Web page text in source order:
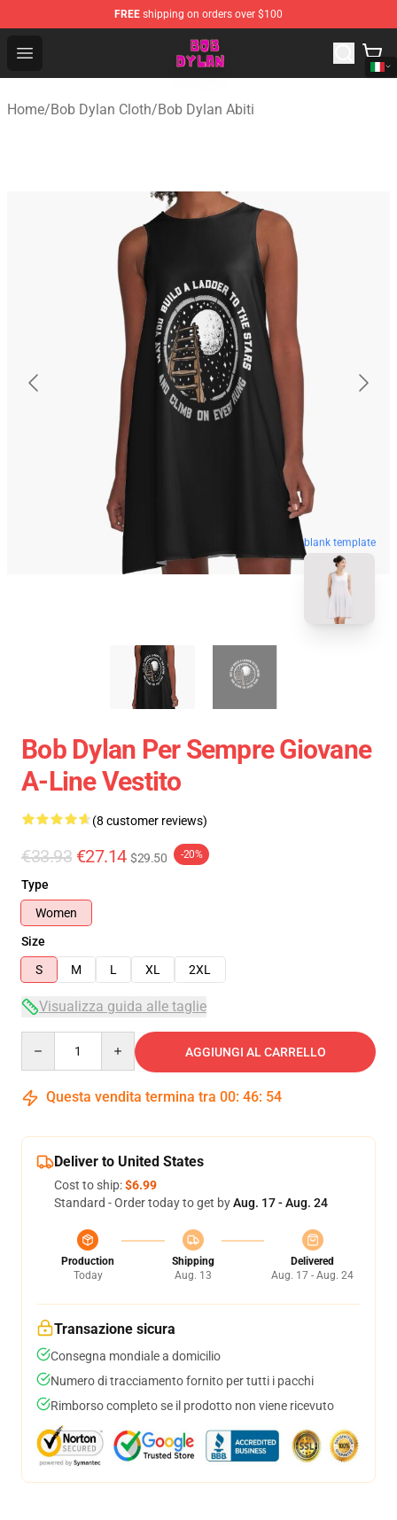
FREE shipping on orders over $100
Open menu
Bob Dylan Store - Official Bob Dylan Merchandise Shop
Home/Bob Dylan Cloth/Bob Dylan Abiti
blank template
Bob Dylan Per Sempre Giovane
A-Line Vestito
(8 customer reviews)
€33.93 €27.14 $29.50 -20%
Type
Women
Size
S
M L XL 2XL
Visualizza guida alle taglie
AGGIUNGI AL CARRELLO
Questa vendita termina tra 00: 46: 54
Deliver to United States
Cost to ship:$6.99
Standard - Order today to get byAug. 17 - Aug. 24
Production
Today
Shipping
Aug. 13
Delivered
Aug. 17 - Aug. 24
Transazione sicura
Consegna mondiale a domicilio
Numero di tracciamento fornito per tutti i pacchi
Rimborso completo se il prodotto non viene ricevuto